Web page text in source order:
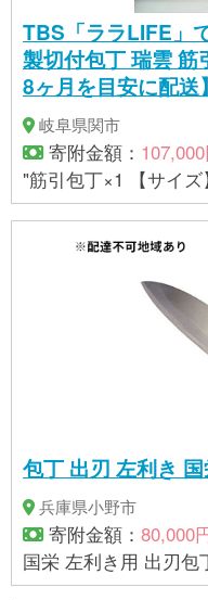
TBS「ララLIFE」
製切付包丁 瑞雲
8ヶ月を目安に配送】
岐阜県関市
寄附金額：
"筋引包丁×1 【サイ
包丁 出刃 左利き
兵庫県小野市
寄附金額： 80,000
国栄 左利き用 出刃包